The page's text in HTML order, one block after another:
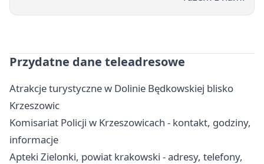
Przydatne dane teleadresowe
Atrakcje turystyczne w Dolinie Będkowskiej blisko
Krzeszowic
Komisariat Policji w Krzeszowicach - kontakt, godziny,
informacje
Apteki Zielonki, powiat krakowski - adresy, telefony,